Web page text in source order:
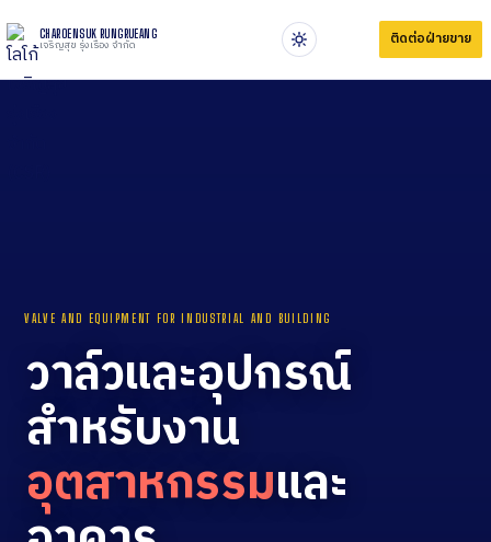
CHAROENSUK RUNGRUEANG
เจริญสุข รุ่งเรือง จำกัด ติดต่อฝ่ายขาย
VALVE AND EQUIPMENT FOR INDUSTRIAL AND BUILDING
วาล์วและอุปกรณ์
สำหรับงาน
อุตสาหกรรมและ